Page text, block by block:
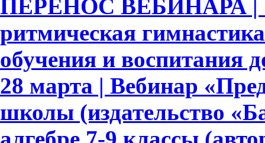
ПЕРЕНОС ВЕБИНАРА |
ритмическая
обучения и воспитания
28 марта | Вебинар
школы (издательство